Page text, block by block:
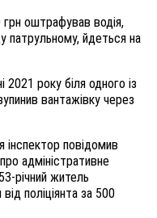
оштрафував водія,
патрульному, йдеться на
2021 року біля одного із
вантажівку через
інспектор повідомив
адміністративне
річний житель
поліціянта за 500